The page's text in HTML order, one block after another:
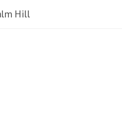
Hill